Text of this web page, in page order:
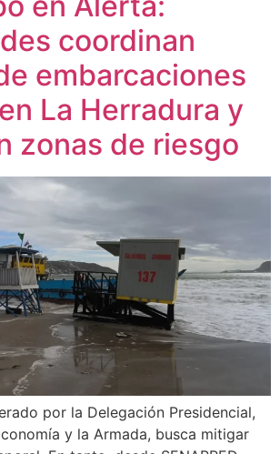
coordinan
embarcaciones
La Herradura y
zonas de riesgo
por la Delegación Presidencial,
y la Armada, busca mitigar